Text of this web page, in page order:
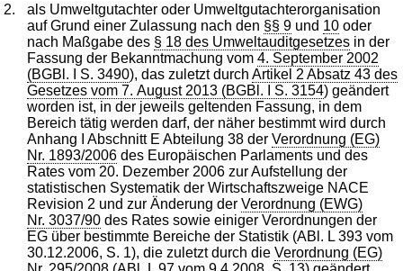
2.
als Umweltgutachter oder Umweltgutachterorganisation
auf Grund einer Zulassung nach den §§ 9 und 10 oder
nach Maßgabe des § 18 des Umweltauditgesetzes in der
Fassung der Bekanntmachung vom4. September 2002
(BGBl. I S. 3490), das zuletzt durchArtikel 2 Absatz 43 des
Gesetzes vom 7. August 2013 (BGBl. I S. 3154) geändert
worden ist, in der jeweils geltenden Fassung, in dem
Bereich tätig werden darf, der näher bestimmt wird durch
Anhang I Abschnitt E Abteilung 38 derVerordnung (EG)
Nr. 1893/2006 des Europäischen Parlaments und des
Rates vom 20. Dezember 2006 zur Aufstellung der
statistischen Systematik der Wirtschaftszweige NACE
Revision 2 und zur Änderung derVerordnung (EWG)
Nr. 3037/90 des Rates sowie einiger Verordnungen der
EG über bestimmte Bereiche der Statistik (ABl. L 393 vom
30.12.2006, S. 1), die zuletzt durch dieVerordnung (EG)